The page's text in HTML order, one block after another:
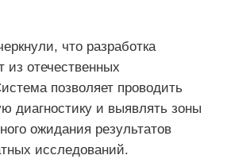
что разработка
из отечественных
позволяет проводить
диагностику и выявлять зоны
ожидания результатов
исследований.